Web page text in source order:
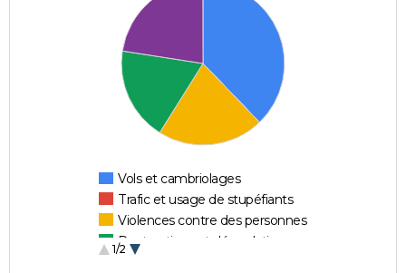
Vols et cambriolages
Trafic et usage de stupéfiants
Violences contre des personnes
Destructions et dégradations
1/2